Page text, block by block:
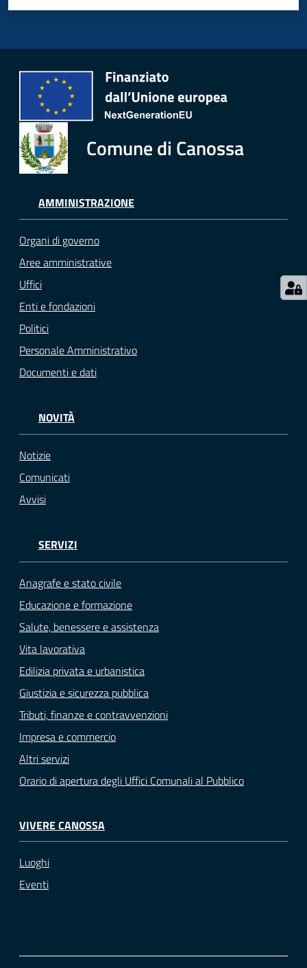
Seguici
Comune di Canossa
AMMINISTRAZIONE
Organi di governo
Aree amministrative
Uffici
Enti e fondazioni
Politici
Personale Amministrativo
Documenti e dati
NOVITÀ
Notizie
Comunicati
Avvisi
SERVIZI
Anagrafe e stato civile
Educazione e formazione
Salute, benessere e assistenza
Vita lavorativa
Edilizia privata e urbanistica
Giustizia e sicurezza pubblica
Tributi, finanze e contravvenzioni
Impresa e commercio
Altri servizi
Orario di apertura degli Uffici Comunali al Pubblico
VIVERE CANOSSA
Luoghi
Eventi